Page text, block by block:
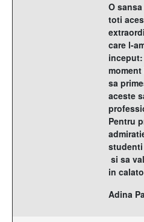
O
toti
care l-
sa
aceste
Pentru
si sa
in
Adina